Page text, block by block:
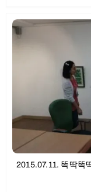
2015.07.11. 똑딱똑